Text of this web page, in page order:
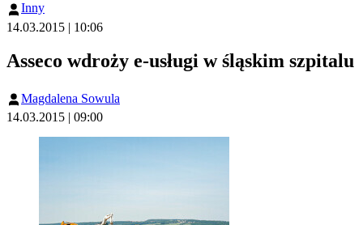
Inny
14.03.2015 | 10:06
Asseco wdroży e-usługi w śląskim szpitalu
Magdalena Sowula
14.03.2015 | 09:00